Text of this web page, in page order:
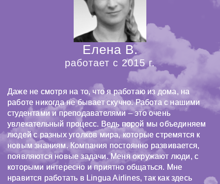
Елена В.
работает с 2015 г.
Даже не смотря на то, что я работаю из дома, на
работе никогда не бывает скучно. Работа с нашими
студентами и преподавателями – это очень
увлекательный процесс. Ведь порой мы объединяем
людей с разных уголков мира, которые стремятся к
новым знаниям. Компания постоянно развивается,
появляются новые задачи. Меня окружают люди, с
которыми интересно и приятно общаться. Мне
нравится работать в Lingua Airlines, так как здесь